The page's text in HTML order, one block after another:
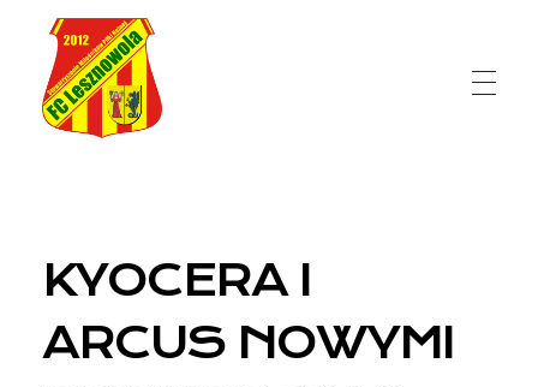
KYOCERA I
ARCUS NOWYMI